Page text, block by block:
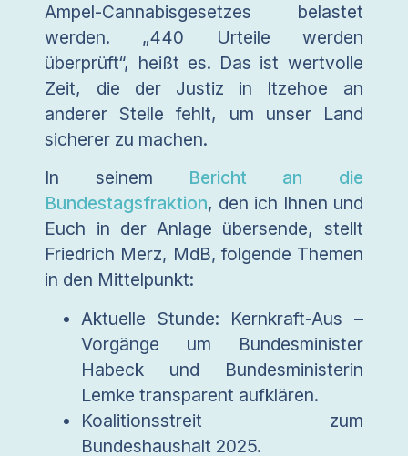
Ampel-Cannabisgesetzes belastet
werden. „440 Urteile werden
überprüft“, heißt es. Das ist wertvolle
Zeit, die der Justiz in Itzehoe an
anderer Stelle fehlt, um unser Land
sicherer zu machen.
In seinem Bericht an die
Bundestagsfraktion, den ich Ihnen und
Euch in der Anlage übersende, stellt
Friedrich Merz, MdB, folgende Themen
in den Mittelpunkt:
Aktuelle Stunde: Kernkraft-Aus –
Vorgänge um Bundesminister
Habeck und Bundesministerin
Lemke transparent aufklären.
Koalitionsstreit zum
Bundeshaushalt 2025.